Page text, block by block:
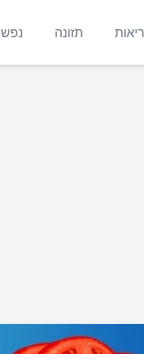
תזונה נפש